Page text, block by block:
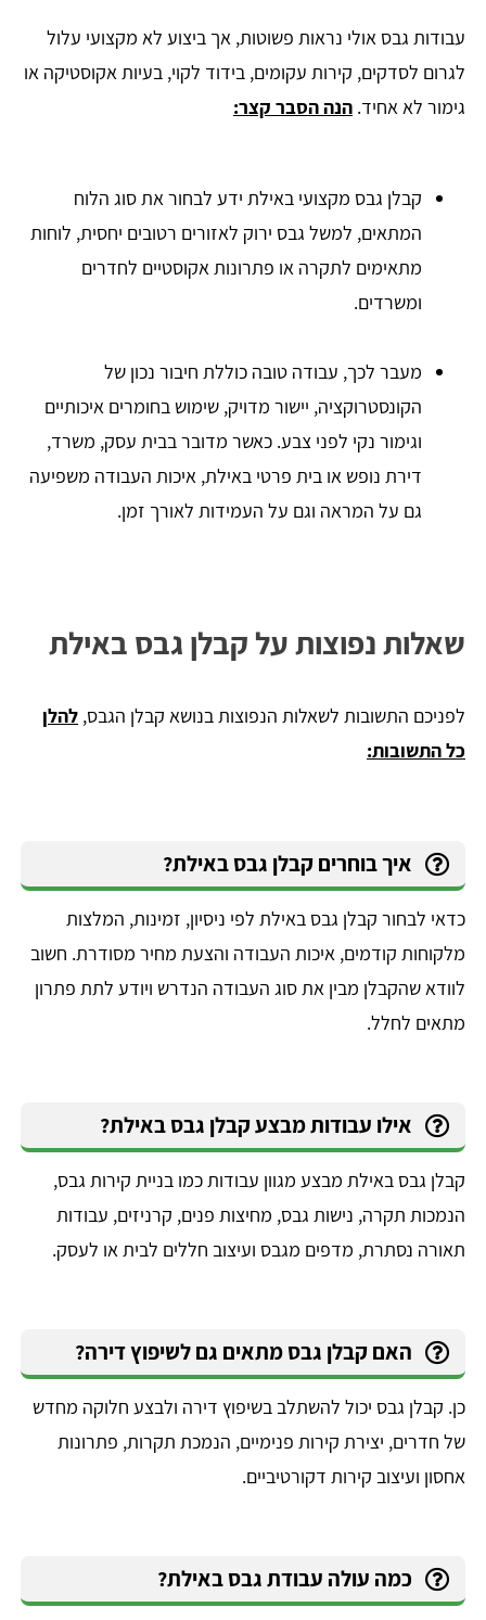
עבודות גבס אולי נראות פשוטות, אך ביצוע לא מקצועי עלול
לגרום לסדקים, קירות עקומים, בידוד לקוי, בעיות אקוסטיקה או
גימור לא אחיד. הנה הסבר קצר:
קבלן גבס מקצועי באילת ידע לבחור את סוג הלוח
המתאים, למשל גבס ירוק לאזורים רטובים יחסית, לוחות
מתאימים לתקרה או פתרונות אקוסטיים לחדרים
ומשרדים.
מעבר לכך, עבודה טובה כוללת חיבור נכון של
הקונסטרוקציה, יישור מדויק, שימוש בחומרים איכותיים
וגימור נקי לפני צבע. כאשר מדובר בבית עסק, משרד,
דירת נופש או בית פרטי באילת, איכות העבודה משפיעה
גם על המראה וגם על העמידות לאורך זמן.
שאלות נפוצות על קבלן גבס באילת
לפניכם התשובות לשאלות הנפוצות בנושא קבלן הגבס, להלן
כל התשובות:
איך בוחרים קבלן גבס באילת?
כדאי לבחור קבלן גבס באילת לפי ניסיון, זמינות, המלצות
מלקוחות קודמים, איכות העבודה והצעת מחיר מסודרת. חשוב
לוודא שהקבלן מבין את סוג העבודה הנדרש ויודע לתת פתרון
מתאים לחלל.
אילו עבודות מבצע קבלן גבס באילת?
קבלן גבס באילת מבצע מגוון עבודות כמו בניית קירות גבס,
הנמכות תקרה, נישות גבס, מחיצות פנים, קרניזים, עבודות
תאורה נסתרת, מדפים מגבס ועיצוב חללים לבית או לעסק.
האם קבלן גבס מתאים גם לשיפוץ דירה?
כן. קבלן גבס יכול להשתלב בשיפוץ דירה ולבצע חלוקה מחדש
של חדרים, יצירת קירות פנימיים, הנמכת תקרות, פתרונות
אחסון ועיצוב קירות דקורטיביים.
כמה עולה עבודת גבס באילת?